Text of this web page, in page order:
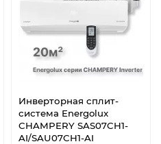
Инверторная сплит-
система Energolux
CHAMPERY SAS07CH1-
AI/SAU07CH1-AI